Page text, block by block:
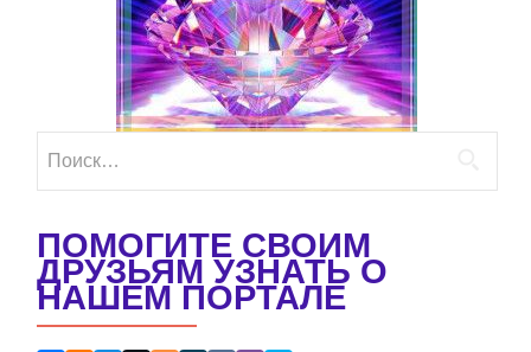
ПОМОГИТЕ СВОИМ
ДРУЗЬЯМ УЗНАТЬ О
НАШЕМ ПОРТАЛЕ